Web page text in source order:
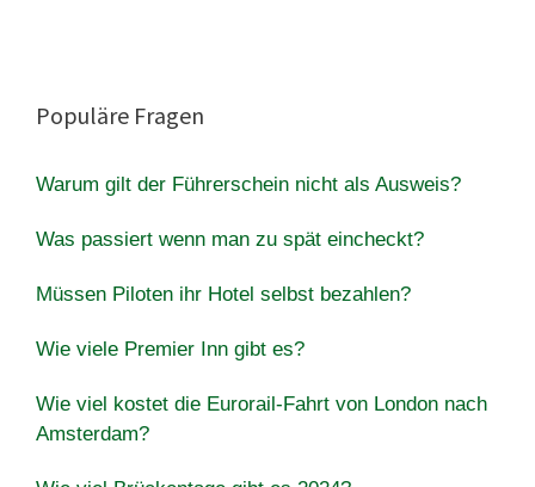
Populäre Fragen
Warum gilt der Führerschein nicht als Ausweis?
Was passiert wenn man zu spät eincheckt?
Müssen Piloten ihr Hotel selbst bezahlen?
Wie viele Premier Inn gibt es?
Wie viel kostet die Eurorail-Fahrt von London nach
Amsterdam?